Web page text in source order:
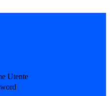
Utente